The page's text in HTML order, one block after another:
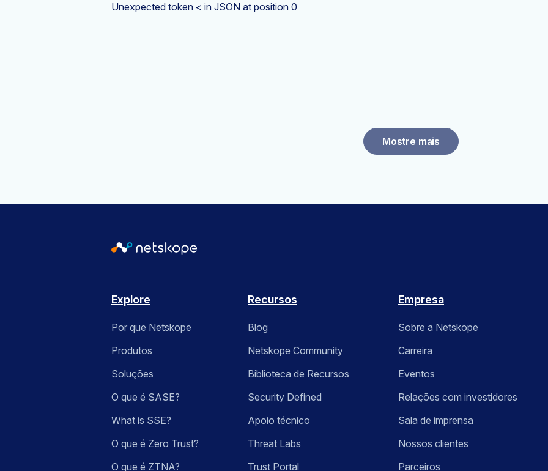
Unexpected token < in JSON at position 0
Mostre mais
Explore
Por que Netskope
Produtos
Soluções
O que é SASE?
What is SSE?
O que é Zero Trust?
O que é ZTNA?
Recursos
Blog
Netskope Community
Biblioteca de Recursos
Security Defined
Apoio técnico
Threat Labs
Trust Portal
Empresa
Sobre a Netskope
Carreira
Eventos
Relações com investidores
Sala de imprensa
Nossos clientes
Parceiros